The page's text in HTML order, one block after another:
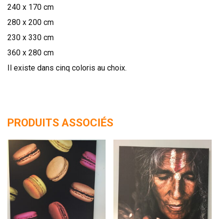
240 x 170 cm
280 x 200 cm
230 x 330 cm
360 x 280 cm
Il existe dans cinq coloris au choix.
PRODUITS ASSOCIÉS